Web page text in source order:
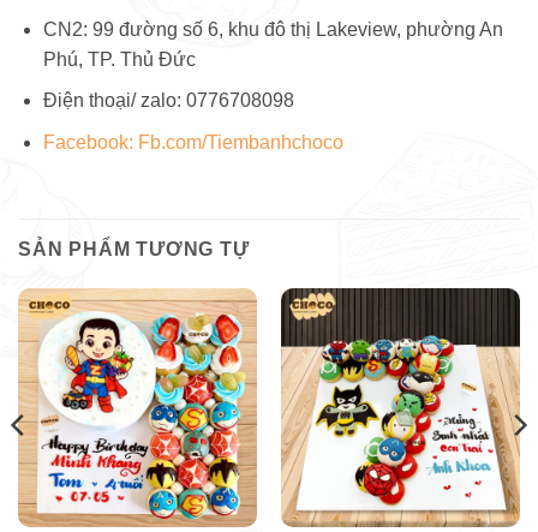
CN2: 99 đường số 6, khu đô thị Lakeview, phường An
Phú, TP. Thủ Đức
Điện thoại/ zalo: 0776708098
Facebook: Fb.com/Tiembanhchoco
SẢN PHẨM TƯƠNG TỰ